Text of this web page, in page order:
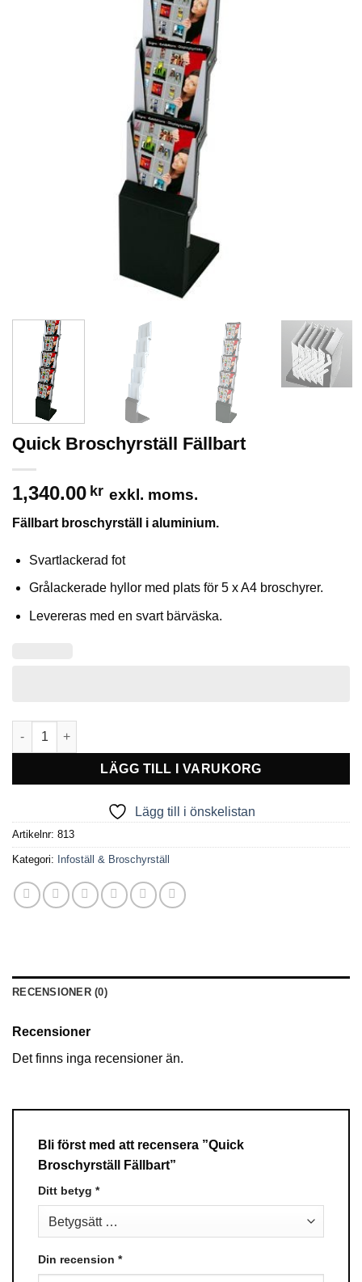
Quick Broschyrställ Fällbart
1,340.00 kr exkl. moms.
Fällbart broschyrställ i aluminium.
Svartlackerad fot
Grålackerade hyllor med plats för 5 x A4 broschyrer.
Levereras med en svart bärväska.
Quick Broschyrställ Fällbart mängd
LÄGG TILL I VARUKORG
Lägg till i önskelistan
Artikelnr: 813
Kategori: Infoställ & Broschyrställ
RECENSIONER (0)
Recensioner
Det finns inga recensioner än.
Bli först med att recensera ”Quick
Broschyrställ Fällbart”
Ditt betyg *
Din recension *